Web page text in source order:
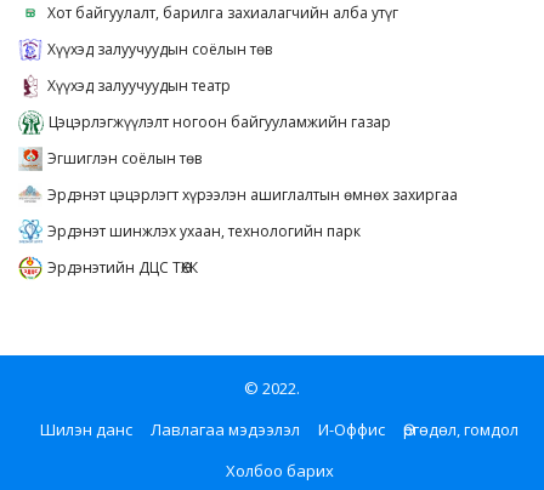
Хот байгуулалт, барилга захиалагчийн алба утүг
Хүүхэд залуучуудын соёлын төв
Хүүхэд залуучуудын театр
Цэцэрлэгжүүлэлт ногоон байгууламжийн газар
Эгшиглэн соёлын төв
Эрдэнэт цэцэрлэгт хүрээлэн ашиглалтын өмнөх захиргаа
Эрдэнэт шинжлэх ухаан, технологийн парк
Эрдэнэтийн ДЦС ТӨХК
© 2022.
Шилэн данс
Лавлагаа мэдээлэл И-Оффис
Өргөдөл, гомдол
Холбоо барих